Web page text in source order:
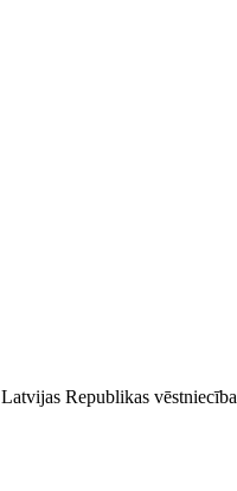
Latvijas Republikas vēstniecība